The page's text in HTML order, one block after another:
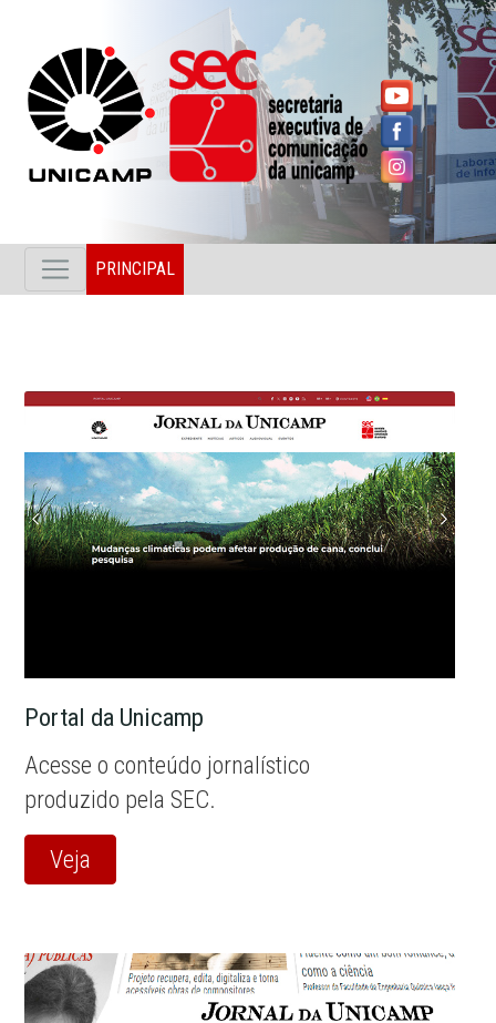
PRINCIPAL
Portal da Unicamp
Acesse o conteúdo jornalístico
produzido pela SEC.
Veja